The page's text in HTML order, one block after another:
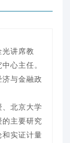
讲席教
心主任。
与金融政
北京大学
主要研究
实证计量